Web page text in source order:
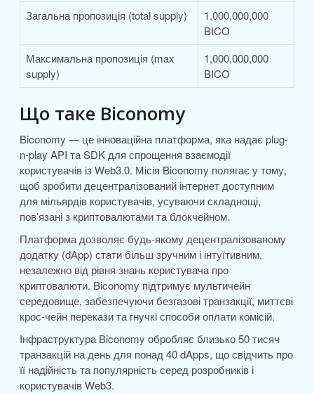
Загальна пропозиція (total supply)
1,000,000,000
BICO
Максимальна пропозиція (max
supply)
1,000,000,000
BICO
Що таке Biconomy
Biconomy — це інноваційна платформа, яка надає plug-
n-play API та SDK для спрощення взаємодії
користувачів із Web3.0. Місія Biconomy полягає у тому,
щоб зробити децентралізований інтернет доступним
для мільярдів користувачів, усуваючи складнощі,
пов’язані з криптовалютами та блокчейном.
Платформа дозволяє будь-якому децентралізованому
додатку (dApp) стати більш зручним і інтуїтивним,
незалежно від рівня знань користувача про
криптовалюти. Biconomy підтримує мультичейн
середовище, забезпечуючи безгазові транзакції, миттєві
крос-чейн перекази та гнучкі способи оплати комісій.
Інфраструктура Biconomy обробляє близько 50 тисяч
транзакцій на день для понад 40 dApps, що свідчить про
її надійність та популярність серед розробників і
користувачів Web3.